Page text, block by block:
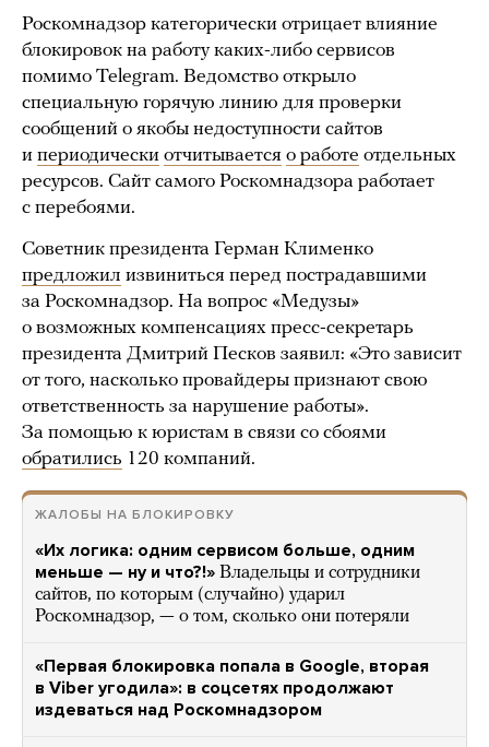
Роскомнадзор категорически отрицает влияние
блокировок на работу каких-либо сервисов
помимо Telegram. Ведомство открыло
специальную горячую линию для проверки
сообщений о якобы недоступности сайтов
и периодически отчитывается о работе отдельных
ресурсов. Сайт самого Роскомнадзора работает
с перебоями.
Советник президента Герман Клименко
предложил извиниться перед пострадавшими
за Роскомнадзор. На вопрос «Медузы»
о возможных компенсациях пресс-секретарь
президента Дмитрий Песков заявил: «Это зависит
от того, насколько провайдеры признают свою
ответственность за нарушение работы».
За помощью к юристам в связи со сбоями
обратились 120 компаний.
ЖАЛОБЫ НА БЛОКИРОВКУ
«Их логика: одним сервисом больше, одним
меньше — ну и что?!» Владельцы и сотрудники
сайтов, по которым (случайно) ударил
Роскомнадзор, — о том, сколько они потеряли
«Первая блокировка попала в Google, вторая
в Viber угодила»: в соцсетях продолжают
издеваться над Роскомнадзором